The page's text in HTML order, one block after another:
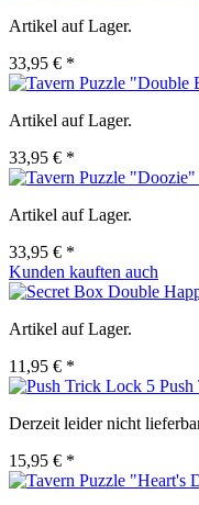
Artikel auf Lager.
33,95 € *
Artikel auf Lager.
33,95 € *
Artikel auf Lager.
33,95 € *
Kunden kauften auch
Artikel auf Lager.
11,95 € *
Derzeit leider nicht
15,95 € *